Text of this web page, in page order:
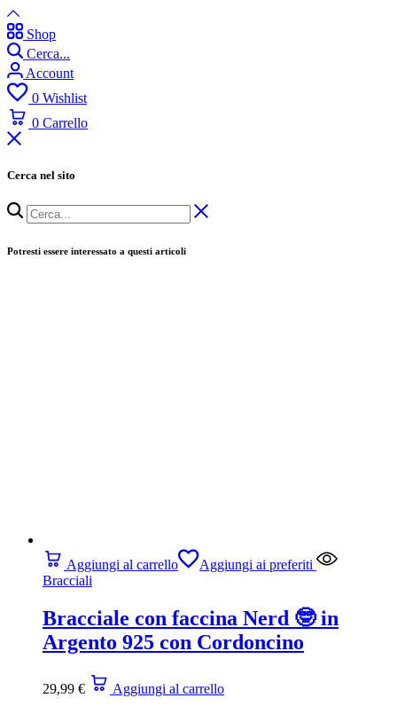
Shop
Cerca...
Account
0 Wishlist
0 Carrello
Cerca nel sito
Potresti essere interessato a questi articoli
Aggiungi al carrello
Aggiungi ai preferiti
Bracciali
Bracciale con faccina Nerd 🤓 in
Argento 925 con Cordoncino
29,99 € Aggiungi al carrello